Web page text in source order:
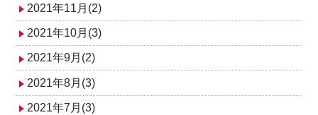
2021年11月(2)
2021年10月(3)
2021年9月(2)
2021年8月(3)
2021年7月(3)